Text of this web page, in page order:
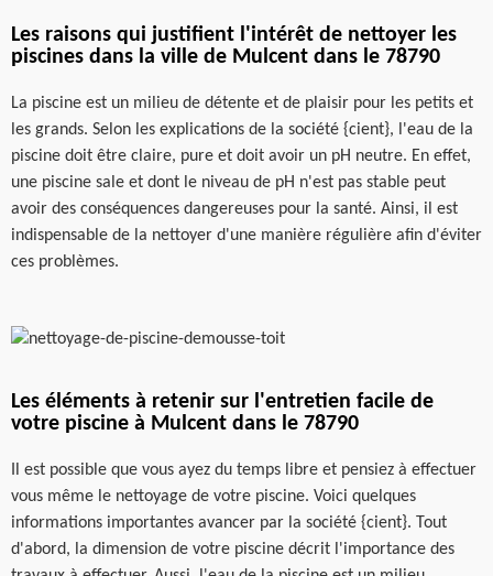
Les raisons qui justifient l'intérêt de nettoyer les
piscines dans la ville de Mulcent dans le 78790
La piscine est un milieu de détente et de plaisir pour les petits et
les grands. Selon les explications de la société {cient}, l'eau de la
piscine doit être claire, pure et doit avoir un pH neutre. En effet,
une piscine sale et dont le niveau de pH n'est pas stable peut
avoir des conséquences dangereuses pour la santé. Ainsi, il est
indispensable de la nettoyer d'une manière régulière afin d'éviter
ces problèmes.
Les éléments à retenir sur l'entretien facile de
votre piscine à Mulcent dans le 78790
Il est possible que vous ayez du temps libre et pensiez à effectuer
vous même le nettoyage de votre piscine. Voici quelques
informations importantes avancer par la société {cient}. Tout
d'abord, la dimension de votre piscine décrit l'importance des